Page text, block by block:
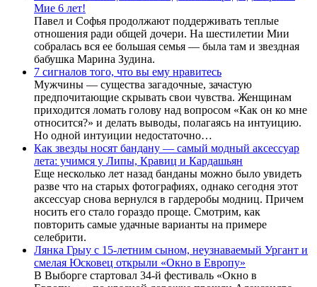
Мие 6 лет!
Павел и Софья продолжают поддерживать теплые
отношения ради общей дочери. На шестилетии Мии
собралась вся ее большая семья — была там и звездная
бабушка Марина Зудина.
7 сигналов того, что вы ему нравитесь
Мужчины — существа загадочные, зачастую
предпочитающие скрывать свои чувства. Женщинам
приходится ломать голову над вопросом «Как он ко мне
относится?» и делать выводы, полагаясь на интуицию.
Но одной интуиции недостаточно…
Как звезды носят бандану — самый модный аксессуар
лета: учимся у Липы, Кравиц и Кардашьян
Еще несколько лет назад банданы можно было увидеть
разве что на старых фотографиях, однако сегодня этот
аксессуар снова вернулся в гардеробы модниц. Причем
носить его стало гораздо проще. Смотрим, как
повторить самые удачные варианты на примере
селебрити.
Лянка Грыу с 15-летним сыном, неузнаваемый Ургант и
смелая Юсковец открыли «Окно в Европу»
В Выборге стартовал 34-й фестиваль «Окно в